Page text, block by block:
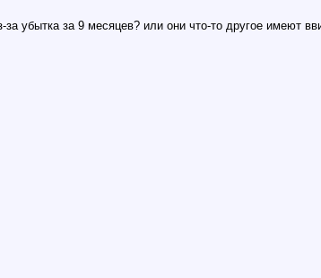
убытка за 9 месяцев? или они что-то другое имеют